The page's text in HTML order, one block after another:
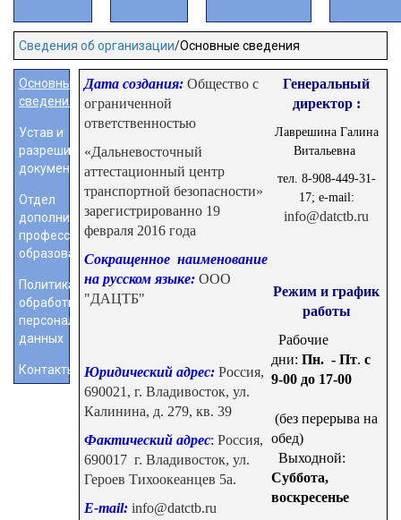
Сведения об организации Основные сведения
Основные
сведения
Устав и
разрешительные
документы
Отдел
дополнительного
профессионального
образования
Политика
обработки
персональных
данных
Контакты
Дата создания: Общество с
ограниченной
ответственностью
«Дальневосточный
аттестационный центр
транспортной безопасности»
зарегистрированно 19
февраля 2016 года
Сокращенное наименование
на русском языке: ООО
"ДАЦТБ"
Юридический адрес:Россия,
690021, г. Владивосток, ул.
Калинина, д. 279, кв. 39
Фактический адрес: Россия,
690017 г. Владивосток, ул.
Героев Тихоокеанцев 5а.
E-mail: info@datctb.ru
Генеральный
директор :
Лаврешина Галина
Витальевна
тел. 8-908-449-31-
17; e-mail:
info@datctb.ru
Режим и график
работы
Рабочие
дни: Пн. - Пт. с
9-00 до 17-00
(без перерыва на
обед)
Выходной:
Суббота,
воскресенье